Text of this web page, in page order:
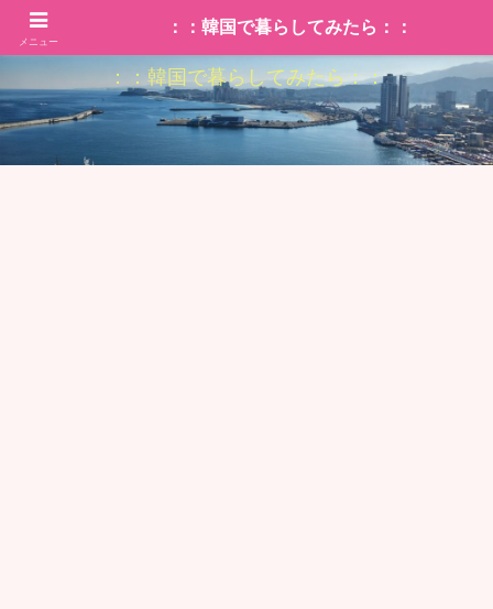
：：韓国で暮らしてみたら：：
メニュー
：：韓国で暮らしてみたら：：